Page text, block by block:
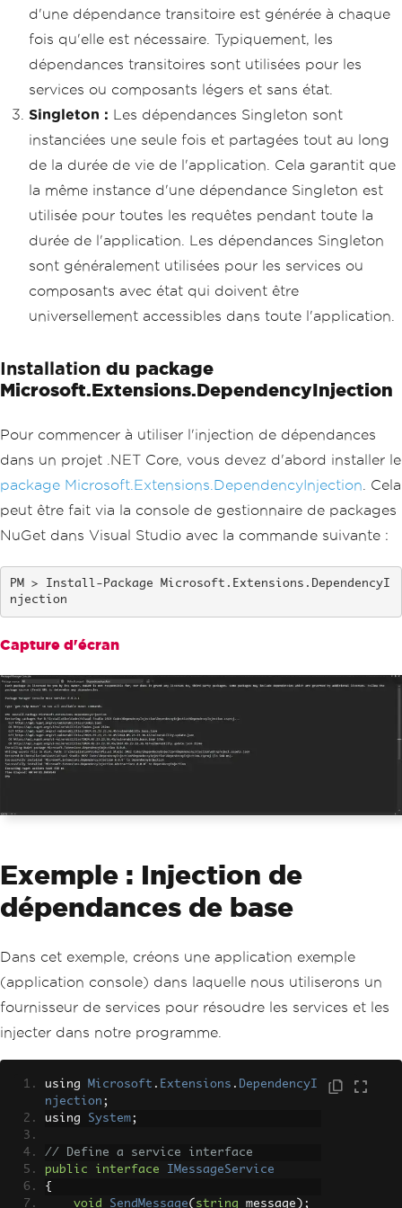
d'une dépendance transitoire est générée à chaque
fois qu'elle est nécessaire. Typiquement, les
dépendances transitoires sont utilisées pour les
services ou composants légers et sans état.
Singleton : Les dépendances Singleton sont
instanciées une seule fois et partagées tout au long
de la durée de vie de l'application. Cela garantit que
la même instance d'une dépendance Singleton est
utilisée pour toutes les requêtes pendant toute la
durée de l'application. Les dépendances Singleton
sont généralement utilisées pour les services ou
composants avec état qui doivent être
universellement accessibles dans toute l'application.
Installation du package
Microsoft.Extensions.DependencyInjection
Pour commencer à utiliser l'injection de dépendances
dans un projet .NET Core, vous devez d'abord installer le
package Microsoft.Extensions.DependencyInjection. Cela
peut être fait via la console de gestionnaire de packages
NuGet dans Visual Studio avec la commande suivante :
Install-Package Microsoft.Extensions.DependencyI
njection
Capture d'écran
Exemple : Injection de
dépendances de base
Dans cet exemple, créons une application exemple
(application console) dans laquelle nous utiliserons un
fournisseur de services pour résoudre les services et les
injecter dans notre programme.
using Microsoft . Extensions . DependencyI
njection ;
using System ;
// Define a service interface
public
interface
IMessageService
{
void
SendMessage( string message );